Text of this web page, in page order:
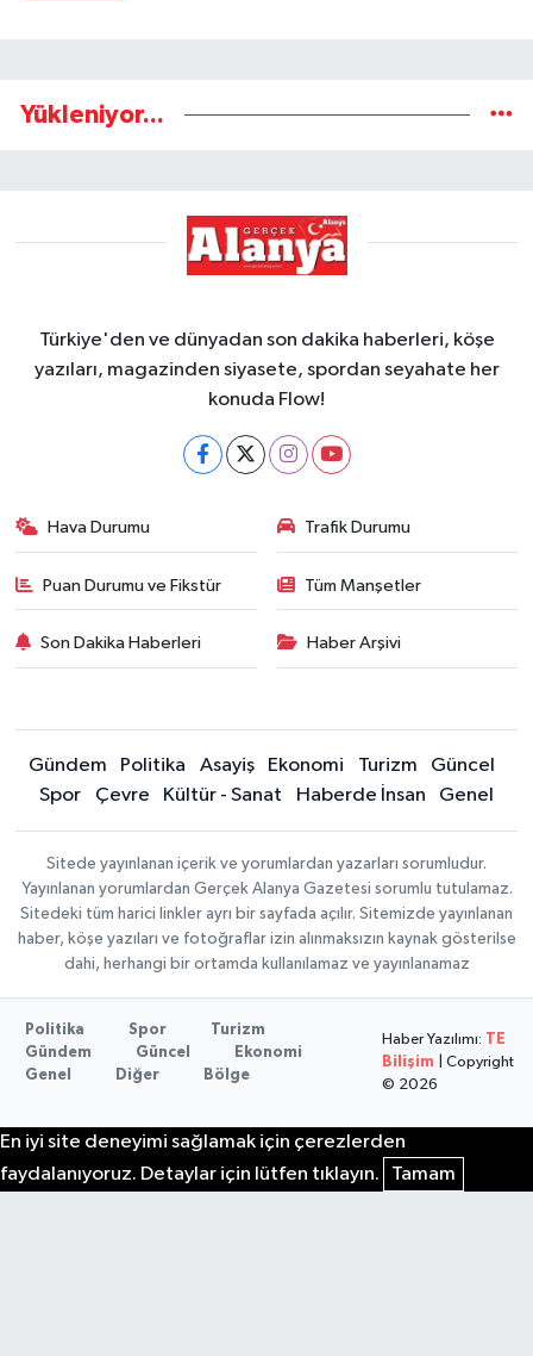
Yükleniyor...
Türkiye'den ve dünyadan son dakika haberleri, köşe
yazıları, magazinden siyasete, spordan seyahate her
konuda Flow!
Hava Durumu Trafik Durumu
Puan Durumu ve Fikstür Tüm Manşetler
Son Dakika Haberleri Haber Arşivi
Gündem Politika Asayiş Ekonomi Turizm
Güncel
Spor
Çevre Kültür - Sanat Haberde İnsan Genel
Sitede yayınlanan içerik ve yorumlardan yazarları sorumludur.
Yayınlanan yorumlardan Gerçek Alanya Gazetesi sorumlu tutulamaz.
Sitedeki tüm harici linkler ayrı bir sayfada açılır. Sitemizde yayınlanan
haber, köşe yazıları ve fotoğraflar izin alınmaksızın kaynak gösterilse
dahi, herhangi bir ortamda kullanılamaz ve yayınlanamaz
Politika Spor
Turizm
Gündem
Güncel
Ekonomi
Genel
Diğer Bölge
Haber Yazılımı: TE
Bilişim | Copyright
© 2026
En iyi site deneyimi sağlamak için çerezlerden
faydalanıyoruz. Detaylar için lütfen tıklayın.
Tamam